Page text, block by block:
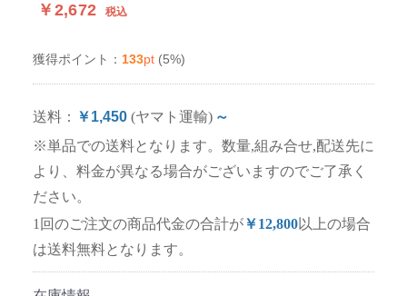
￥2,672 税込
獲得ポイント： 133pt (5%)
送料： ￥1,450 (ヤマト運輸) ～
※単品での送料となります。数量,組み合せ,配送先に
より、料金が異なる場合がございますのでご了承く
ださい。
1回のご注文の商品代金の合計が￥12,800以上の場合
は送料無料となります。